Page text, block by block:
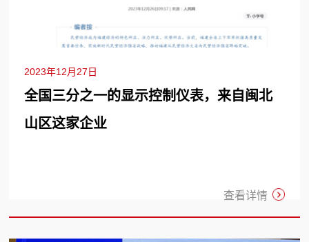
2023年12月27日
全国三分之一的显示控制仪表，来自闽北
山区这家企业
查看详情